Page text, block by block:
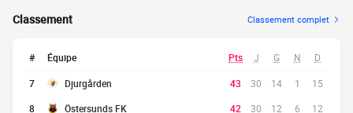
Classement Classement complet
# Équipe Pts J G N D
7 Djurgården 43 30 14 1
15
8
Östersunds FK 42 30 12 6 12